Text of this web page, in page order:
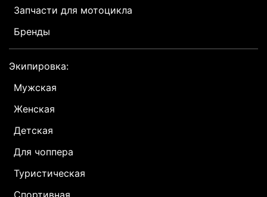
Запчасти для мотоцикла
Бренды
Экипировка:
Мужская
Женская
Детская
Для чоппера
Туристическая